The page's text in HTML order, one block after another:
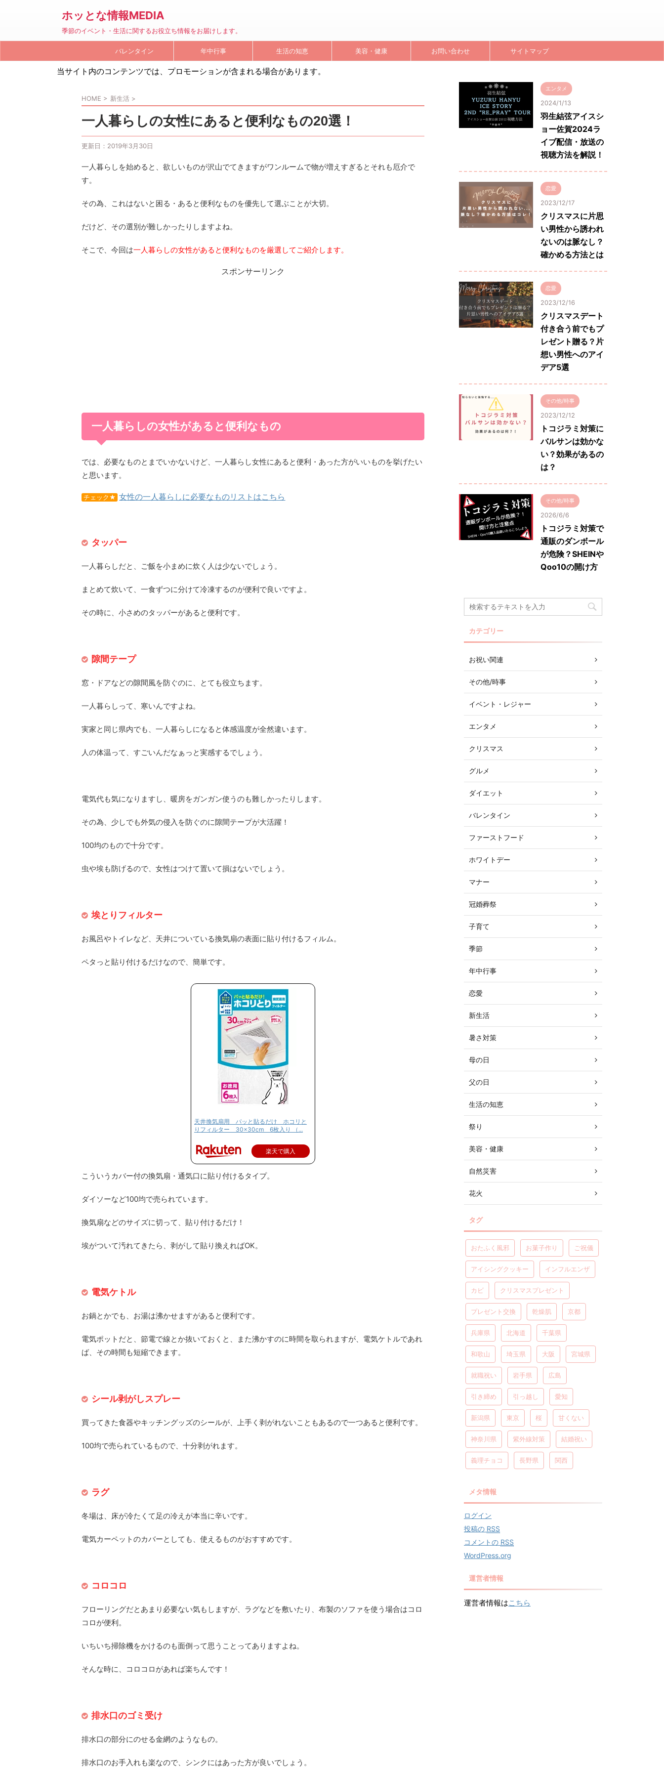
ホッとな情報MEDIA
季節のイベント・生活に関するお役立ち情報をお届けします。
バレンタイン 年中行事 生活の知恵 美容・健康 お問い合わせ サイトマップ
当サイト内のコンテンツでは、プロモーションが含まれる場合があります。
HOME > 新生活 >
一人暮らしの女性にあると便利なもの20選！
更新日： 2019年3月30日
一人暮らしを始めると、欲しいものが沢山でてきますがワンルームで物が増えすぎるとそれも厄介で
す。
その為、これはないと困る・あると便利なものを優先して選ぶことが大切。
だけど、その選別が難しかったりしますよね。
そこで、今回は一人暮らしの女性があると便利なものを厳選してご紹介します。
スポンサーリンク
一人暮らしの女性があると便利なもの
では、必要なものとまでいかないけど、一人暮らし女性にあると便利・あった方がいいものを挙げたい
と思います。
チェック★ 女性の一人暮らしに必要なものリストはこちら
タッパー
一人暮らしだと、ご飯を小まめに炊く人は少ないでしょう。
まとめて炊いて、一食ずつに分けて冷凍するのが便利で良いですよ。
その時に、小さめのタッパーがあると便利です。
隙間テープ
窓・ドアなどの隙間風を防ぐのに、とても役立ちます。
一人暮らしって、寒いんですよね。
実家と同じ県内でも、一人暮らしになると体感温度が全然違います。
人の体温って、すごいんだなぁっと実感するでしょう。
電気代も気になりますし、暖房をガンガン使うのも難しかったりします。
その為、少しでも外気の侵入を防ぐのに隙間テープが大活躍！
100均のもので十分です。
虫や埃も防げるので、女性はつけて置いて損はないでしょう。
埃とりフィルター
お風呂やトイレなど、天井についている換気扇の表面に貼り付けるフィルム。
ペタっと貼り付けるだけなので、簡単です。
天井換気扇用 パッと貼るだけ ホコリと
りフィルター 30×30cm 6枚入り （...
楽天で購入
こういうカバー付の換気扇・通気口に貼り付けるタイプ。
ダイソーなど100均で売られています。
換気扇などのサイズに切って、貼り付けるだけ！
埃がついて汚れてきたら、剥がして貼り換えればOK。
電気ケトル
お鍋とかでも、お湯は沸かせますがあると便利です。
電気ポットだと、節電で線とか抜いておくと、また沸かすのに時間を取られますが、電気ケトルであれ
ば、その時間も短縮できます。
シール剥がしスプレー
買ってきた食器やキッチングッズのシールが、上手く剥がれないこともあるので一つあると便利です。
100均で売られているもので、十分剥がれます。
ラグ
冬場は、床が冷たくて足の冷えが本当に辛いです。
電気カーペットのカバーとしても、使えるものがおすすめです。
コロコロ
フローリングだとあまり必要ない気もしますが、ラグなどを敷いたり、布製のソファを使う場合はコロ
コロが便利。
いちいち掃除機をかけるのも面倒って思うことってありますよね。
そんな時に、コロコロがあれば楽ちんです！
排水口のゴミ受け
排水口の部分にのせる金網のようなもの。
排水口のお手入れも楽なので、シンクにはあった方が良いでしょう。
エンタメ
2024/1/13
羽生結弦アイスシ
ョー佐賀2024ラ
イブ配信・放送の
視聴方法を解説！
恋愛
2023/12/17
クリスマスに片思
い男性から誘われ
ないのは脈なし？
確かめる方法とは
恋愛
2023/12/16
クリスマスデート
付き合う前でもプ
レゼント贈る？片
想い男性へのアイ
デア5選
その他/時事
2023/12/12
トコジラミ対策に
バルサンは効かな
い？効果があるの
は？
その他/時事
2026/6/6
トコジラミ対策で
通販のダンボール
が危険？SHEINや
Qoo10の開け方
カテゴリー
お祝い関連
その他/時事
イベント・レジャー
エンタメ
クリスマス
グルメ
ダイエット
バレンタイン
ファーストフード
ホワイトデー
マナー
冠婚葬祭
子育て
季節
年中行事
恋愛
新生活
暑さ対策
母の日
父の日
生活の知恵
祭り
美容・健康
自然災害
花火
タグ
おたふく風邪 お菓子作り ご祝儀
アイシングクッキー インフルエンザ
カビ クリスマスプレゼント
プレゼント交換 乾燥肌 京都
兵庫県 北海道 千葉県
和歌山 埼玉県 大阪 宮城県
就職祝い 岩手県 広島
引き締め 引っ越し 愛知
新潟県 東京 桜 甘くない
神奈川県 紫外線対策 結婚祝い
義理チョコ 長野県 関西
メタ情報
ログイン
投稿の RSS
コメントの RSS
WordPress.org
運営者情報
運営者情報はこちら